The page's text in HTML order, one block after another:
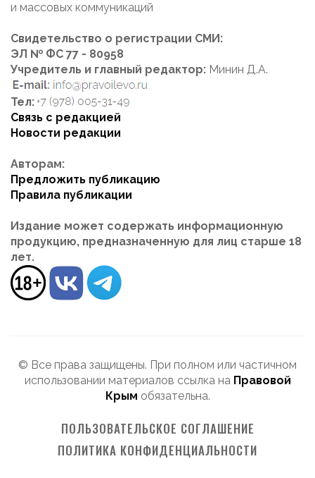
и массовых коммуникаций
Свидетельство о регистрации СМИ:
ЭЛ № ФС 77 - 80958
Учредитель и главный редактор: Минин Д.А.
Тел:
Связь с редакцией
Новости редакции
Авторам:
Предложить публикацию
Правила публикации
Издание может содержать информационную
продукцию, предназначенную для лиц старше 18
лет.
© Все права защищены. При полном или частичном
использовании материалов ссылка на Правовой
Крым обязательна.
ПОЛЬЗОВАТЕЛЬСКОЕ СОГЛАШЕНИЕ
ПОЛИТИКА КОНФИДЕНЦИАЛЬНОСТИ